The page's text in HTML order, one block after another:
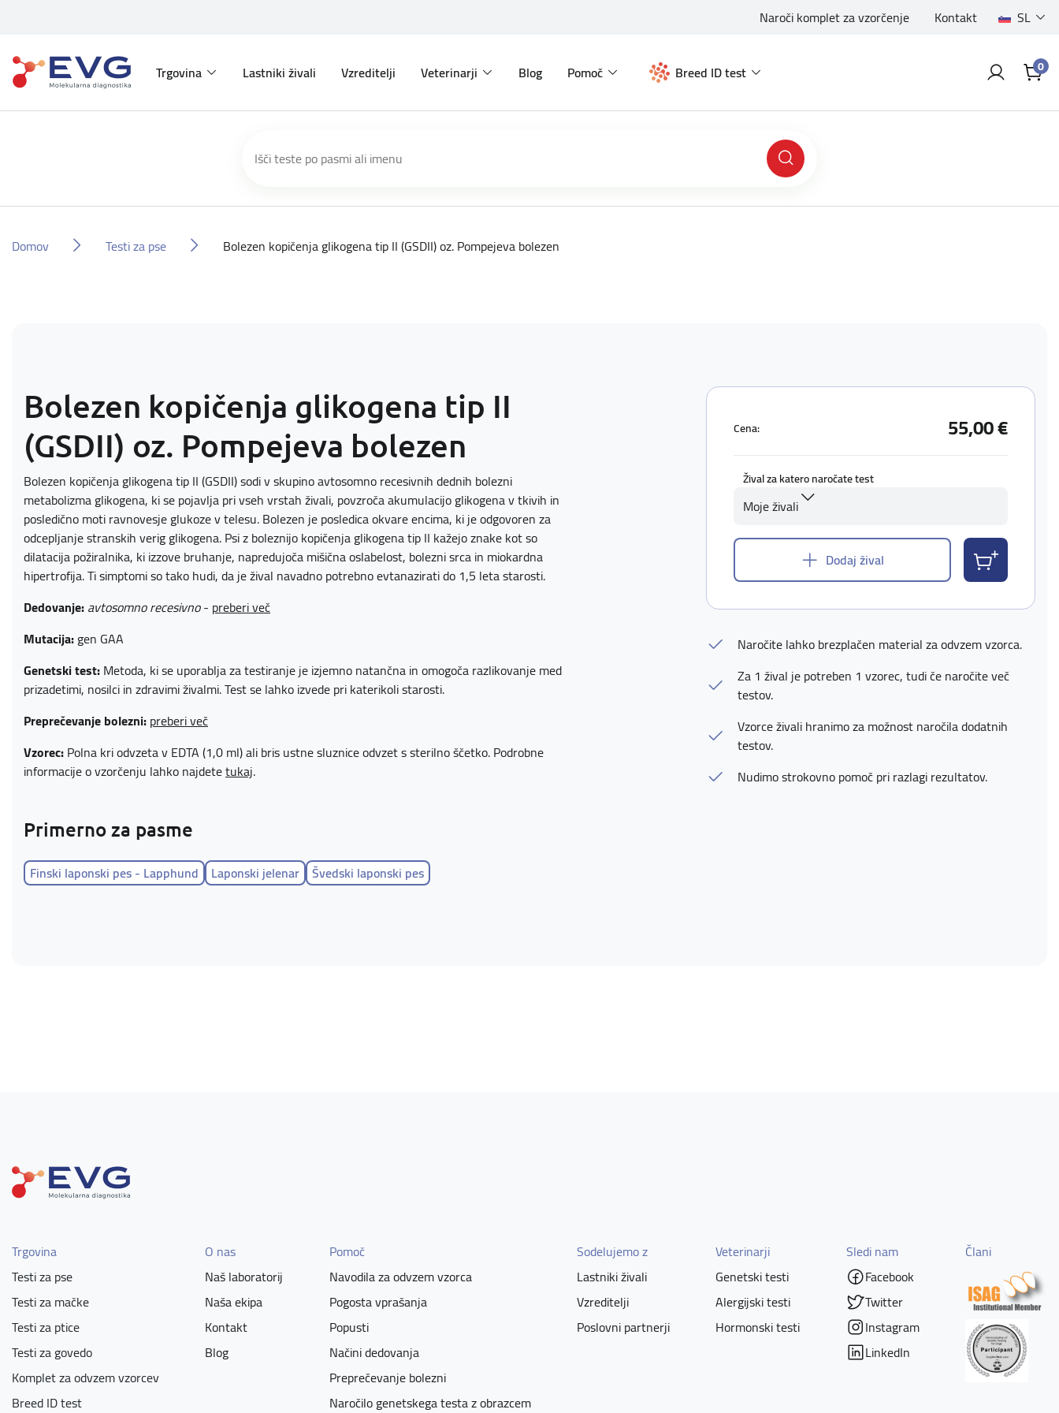
Naroči komplet za vzorčenje Kontakt SL
Trgovina Lastniki živali Vzreditelji Veterinarji Blog Pomoč Breed ID test 0
Domov Testi za pse Bolezen kopičenja glikogena tip II (GSDII) oz. Pompejeva bolezen
Bolezen kopičenja glikogena tip II
(GSDII) oz. Pompejeva bolezen
Bolezen kopičenja glikogena tip II (GSDII) sodi v skupino avtosomno recesivnih dednih bolezni
metabolizma glikogena, ki se pojavlja pri vseh vrstah živali, povzroča akumulacijo glikogena v tkivih in
posledično moti ravnovesje glukoze v telesu. Bolezen je posledica okvare encima, ki je odgovoren za
odcepljanje stranskih verig glikogena. Psi z boleznijo kopičenja glikogena tip II kažejo znake kot so
dilatacija požiralnika, ki izzove bruhanje, napredujoča mišična oslabelost, bolezni srca in miokardna
hipertrofija. Ti simptomi so tako hudi, da je žival navadno potrebno evtanazirati do 1,5 leta starosti.
Dedovanje:avtosomno recesivno- preberi več
Mutacija:gen GAA
Genetski test:Metoda, ki se uporablja za testiranje je izjemno natančna in omogoča razlikovanje med
prizadetimi, nosilci in zdravimi živalmi. Test se lahko izvede pri katerikoli starosti.
Preprečevanje bolezni:preberi več
Vzorec:Polna kri odvzeta v EDTA (1,0 ml) ali bris ustne sluznice odvzet s sterilno ščetko. Podrobne
informacije o vzorčenju lahko najdetetukaj.
Cena: 55,00 €
Žival za katero naročate test
Moje živali
Dodaj žival
Naročite lahko brezplačen material za odvzem vzorca.
Za 1 žival je potreben 1 vzorec, tudi če naročite več
testov.
Vzorce živali hranimo za možnost naročila dodatnih
testov.
Nudimo strokovno pomoč pri razlagi rezultatov.
Primerno za pasme
Finski laponski pes - Lapphund Laponski jelenar Švedski laponski pes
Trgovina
Testi za pse
Testi za mačke
Testi za ptice
Testi za govedo
Komplet za odvzem vzorcev
Breed ID test
O nas
Naš laboratorij
Naša ekipa
Kontakt
Blog
Pomoč
Navodila za odvzem vzorca
Pogosta vprašanja
Popusti
Načini dedovanja
Preprečevanje bolezni
Naročilo genetskega testa z obrazcem
Sodelujemo z
Lastniki živali
Vzreditelji
Poslovni partnerji
Veterinarji
Genetski testi
Alergijski testi
Hormonski testi
Sledi nam
Facebook
Twitter
Instagram
LinkedIn
Člani